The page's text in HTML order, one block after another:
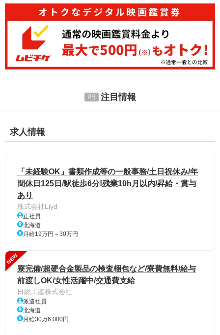
注目情報
求人情報
「未経験OK」書類作成等の一般事務/土日祝休み/年
間休日125日/駅徒歩6分!残業10h月以内/昇給・賞与
あり
株式会社Liyd
正社員
北海道
月給19万円～30万円
NEW
寮完備/超硬合金製品の検査梱包など/寮費無料/給与
前渡しOK/女性活躍中/交通費支給
日総工産株式会社
派遣社員
北海道
月給30万6,000円